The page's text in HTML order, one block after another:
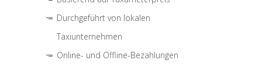
Durchgeführt von lokalen
Taxiunternehmen
Online- und Offline-Bezahlungen